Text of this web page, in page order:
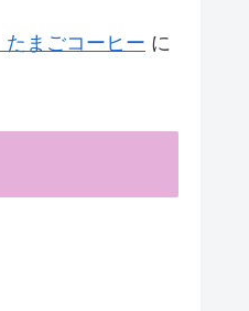
まごコーヒー に